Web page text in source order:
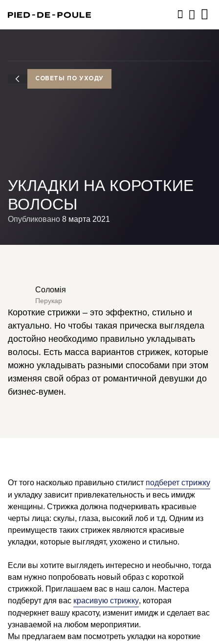
СОВЕТЫ ПО УХОДУ
УКЛАДКИ НА КОРОТКИЕ
ВОЛОСЫ
Опубликовано 8 марта 2021
Соломія
Перукар
Короткие стрижки – это эффектно, стильно и
актуально. Но чтобы такая прическа выглядела
достойно необходимо правильно укладывать
волосы. Есть масса вариантов стрижек, которые
можно укладывать разными способами при этом
изменяя свой образ от романтичной девушки до
бизнес-вумен.
От того насколько правильно стилист подберет стрижку
и укладку зависит привлекательность и весь имидж
женщины. Стрижка должна подчеркивать красивые
черты лица: скулы, глаза, высокий лоб и т.д. Одним из
преимуществ таких стрижек являются красивые
укладки, которые выглядят, ухожено и стильно.
Если вы хотите выглядеть интересно и необычно, тогда
вам нужно попробовать новый образ с короткой
стрижкой. Приглашаем вас в наш салон. Мастера
подберут для вас красивую стрижку, которая
подчеркнет вашу красоту, изменит имидж и сделает вас
узнаваемой на любом мероприятии.
Мы предлагаем вам посмотреть укладки на короткие